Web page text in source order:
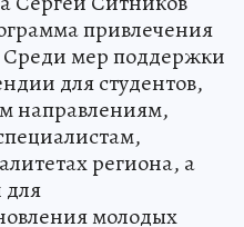
привлечения
Среди мер поддержки
для студентов,
направлениям,
региона, а
для
молодых